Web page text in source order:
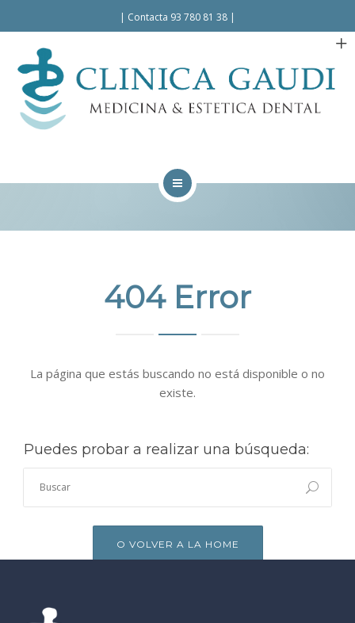
| Contacta 93 780 81 38 |
404 Error
La página que estás buscando no está disponible o no
existe.
Puedes probar a realizar una búsqueda:
O VOLVER A LA HOME